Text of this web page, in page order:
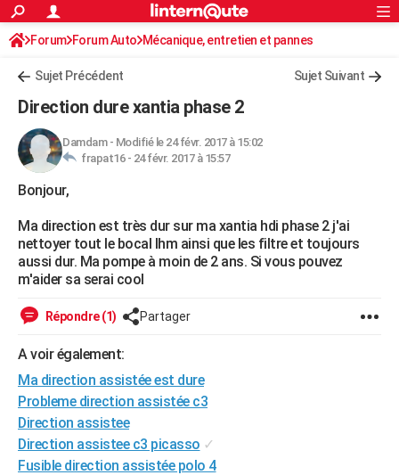
ACTUALITÉS
Politique
Société
Faits Divers
Education
Monde
Villes
+
FINANCE
Retraite
Impôts
Epargne
Immobilier
Risques naturels par ville
Banque
Assurance
Crédit
AUTO
Essais
Réserver un essai
Citadines
Berlines
SUV
Forum auto
+HIGH-TECH
Mobiles
Meilleur smartphone
Internet
Ordinateurs
Jeux vidéo
Guide high-tech
+BRICOLAGE
Forum
Aménagement intérieur
Extérieur
Cuisine
Salle de bains
Jardinage
Rangement
WEEK-END
Guides de France
Escapades
Patrimoine
Expositions
Musées
Week-end nature
LIFESTYLE
SANTE
Alimentation
Guide de la santé
Maladies
Médicaments
Sommeil
VOYAGE
Destinations
City break
Voyage nature
Voyage de noces
Forum
Climat
+PHOTO
GUIDES D'ACHAT
Rechercher
S'inscrire
Connexion
Forum Forum Auto Mécanique, entretien et pannes
Sujet Précédent Sujet Suivant
Direction dure xantia phase 2
Damdam- Modifié le 24 févr. 2017 à 15:02
frapat16 - 24 févr. 2017 à 15:57
Bonjour,
Ma direction est très dur sur ma xantia hdi phase 2 j'ai
nettoyer tout le bocal lhm ainsi que les filtre et toujours
aussi dur. Ma pompe à moin de 2 ans. Si vous pouvez
m'aider sa serai cool
Répondre (1) Partager
A voir également:
Ma direction assistée est dure
Probleme direction assistée c3
Direction assistee
Direction assistee c3 picasso ✓
Fusible direction assistée polo 4